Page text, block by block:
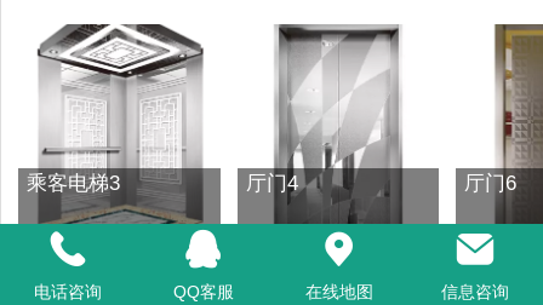
乘客电梯3 厅门4 厅门6
电话咨询 QQ客服 在线地图 信息咨询